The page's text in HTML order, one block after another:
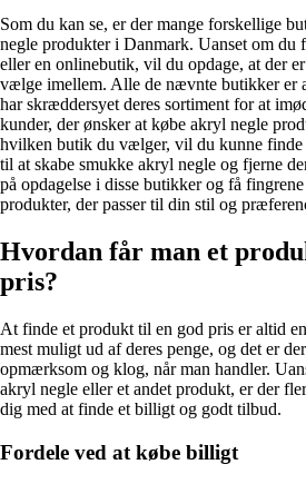
Som du kan se, er der mange forskellige
negle produkter i Danmark. Uanset om
eller en onlinebutik, vil du opdage, at der
vælge imellem. Alle de nævnte butikker er
har skræddersyet deres sortiment for at
kunder, der ønsker at købe akryl negle
hvilken butik du vælger, vil du kunne finde
til at skabe smukke akryl negle og fjerne
på opdagelse i disse butikker og få
produkter, der passer til din stil og
Hvordan får man et
pris?
At finde et produkt til en god pris er altid
mest muligt ud af deres penge, og det er
opmærksom og klog, når man handler.
akryl negle eller et andet produkt, er der
dig med at finde et billigt og godt tilbud.
Fordele ved at købe billigt